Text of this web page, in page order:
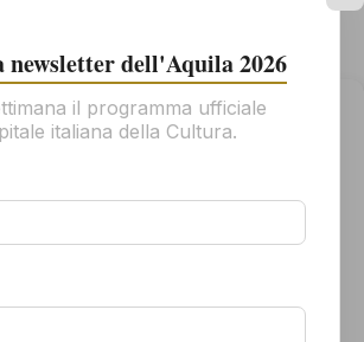
Gestisci il consenso
e/o accedere alle informazioni sul tuo
all'uso di queste tecnologie ci
su questo sito. Se non dai il consenso o
dell'Organizzatore
dell'Aquila 2026
il programma ufficiale
italiana della Cultura.